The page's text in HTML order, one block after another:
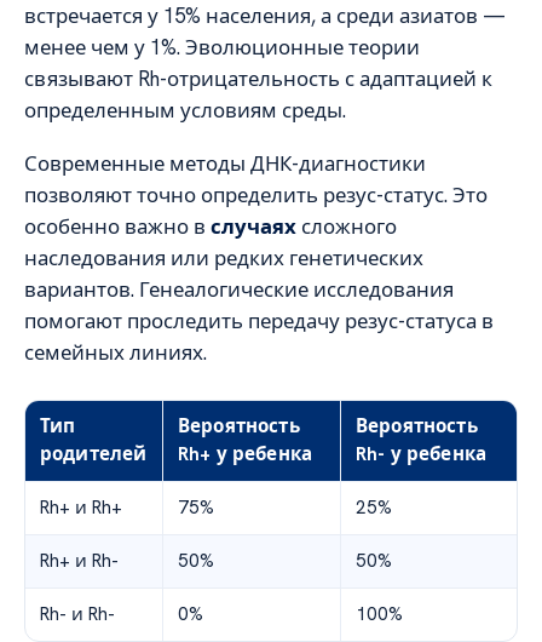
встречается у 15% населения, а среди азиатов —
менее чем у 1%. Эволюционные теории
связывают Rh-отрицательность с адаптацией к
определенным условиям среды.
Современные методы ДНК-диагностики
позволяют точно определить резус-статус. Это
особенно важно в случаях сложного
наследования или редких генетических
вариантов. Генеалогические исследования
помогают проследить передачу резус-статуса в
семейных линиях.
Тип
родителей
Вероятность
Rh+ у ребенка
Вероятность
Rh- у ребенка
Rh+ и Rh+ 75% 25%
Rh+ и Rh- 50% 50%
Rh- и Rh- 0% 100%